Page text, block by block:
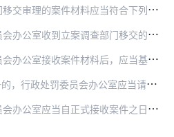
交审理的案件材料应当符合下列标准：
部门移交的案件材料后，应当在三个工作日以内进行审查并作出是否接收的决定。
报告载明的违法事实和责任人员，从调查程序、处罚时效、证据采信、事实认定、行为定性、处罚种类与幅度等方面进行审理，…
员会办公室应当请立案调查部门书面说明或者退回补充调查：
日起九十日以内完成案件审理，形成审理报告提交行政处罚委员会审议。有特殊情况的，可以适当延长。